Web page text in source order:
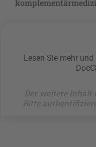
Lesen Sie mehr
Der weitere Inhalt
Bitte